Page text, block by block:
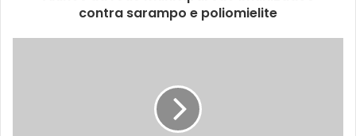
contra sarampo e poliomielite